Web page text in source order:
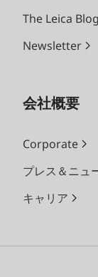
The Leica Blog
Newsletter
会社概要
Corporate
プレス＆ニュ
キャリア